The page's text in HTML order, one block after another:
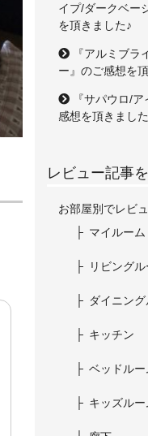
イプ/ダークベー
を頂きました♪
『アルミブラ
ー』のご感想を
『サパウロ/
感想を頂きまし
レビュー記事
お部屋別でレビ
マイルーム
リビングル
ダイニング
キッチン
ベッドルー
キッズルー